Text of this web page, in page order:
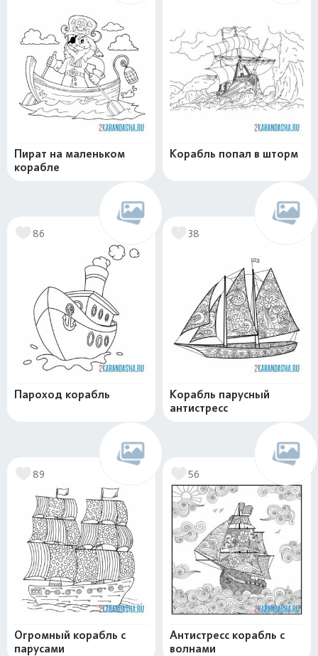
Пират на маленьком
корабле
Корабль попал в шторм
86
Пароход корабль
38
Корабль парусный
антистресс
89
Огромный корабль с
парусами
56
Антистресс корабль с
волнами